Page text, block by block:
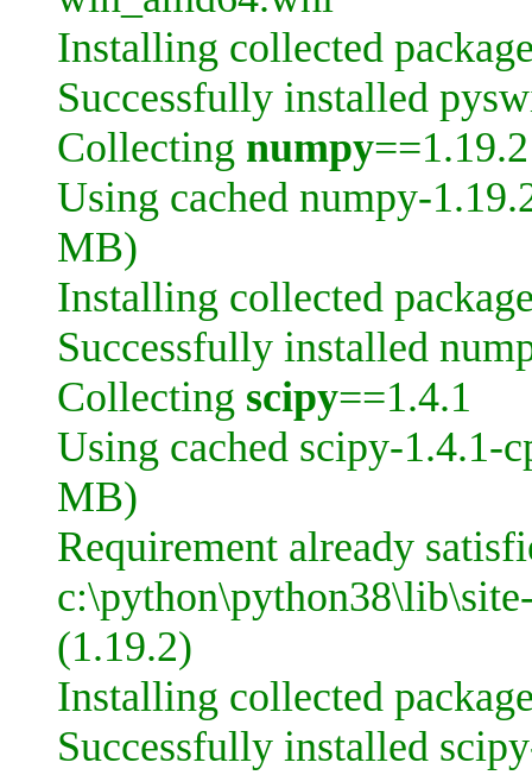
Installing collected
Successfully installed
Collecting numpy==1.19.2
Using cached numpy-
MB)
Installing collected
Successfully installed
Collecting scipy==1.4.1
Using cached scipy-1.4.1-
MB)
Requirement already
(1.19.2)
Installing collected
Successfully installed